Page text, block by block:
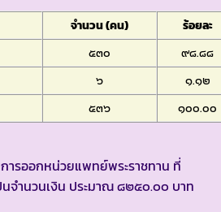
จำนวน (คน)
ร้อยละ
๕๓๐
๙๘.๘๘
๖
๑.๑๒
๕๓๖ ๑๐๐.๐๐
การออกหน่วยแพทย์พระราชทาน ที่
นจำนวนเงิน ประมาณ ๘๒๕๐.๐๐ บาท